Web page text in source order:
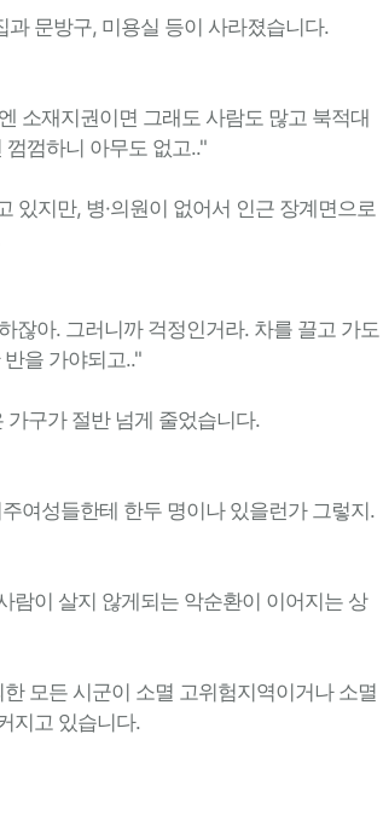
문방구, 미용실 등이 사라졌습니다.
소재지권이면 그래도 사람도 많고 북적대
껌하니 아무도 없고.."
있지만, 병·의원이 없어서 인근 장계면으로
잖아. 그러니까 걱정인거라. 차를 끌고 가도
을 가야되고.."
구가 절반 넘게 줄었습니다.
여성들한테 한두 명이나 있을런가 그렇지.
람이 살지 않게되는 악순환이 이어지는 상
모든 시군이 소멸 고위험지역이거나 소멸
지고 있습니다.